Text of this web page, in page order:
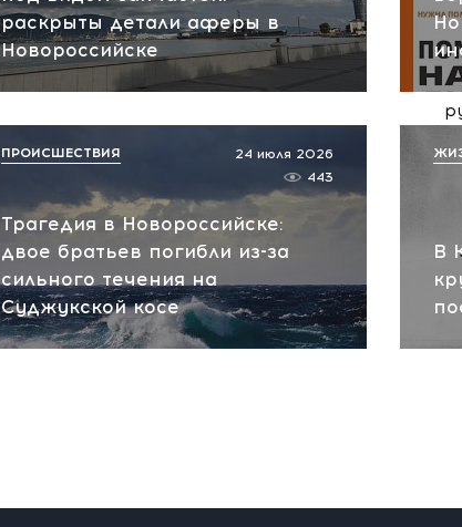
раскрыты детали аферы в
Новороссийске
Трагедия в Новороссийске:
двое братьев погибли из-за
сильного течения на
Суджукской косе
24 июля 2026
443
ПРОИСШЕСТВИЯ
В